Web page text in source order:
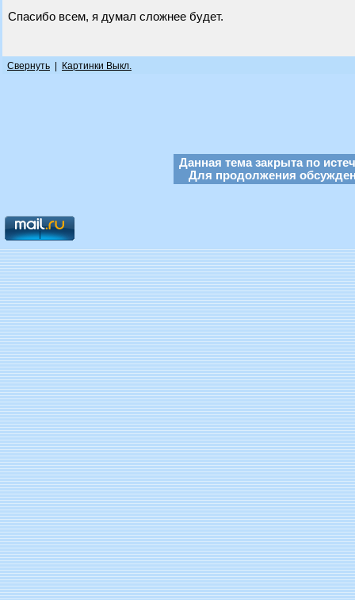
Спасибо всем, я думал сложнее будет.
Свернуть Картинки Выкл.
Данная тема закрыта по
Для продолжения